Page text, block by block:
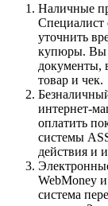
Наличные
Специалист
уточнить
купюры. Вы
документы,
товар и чек.
интернет-
оплатить
системы
действия и
WebMoney
система